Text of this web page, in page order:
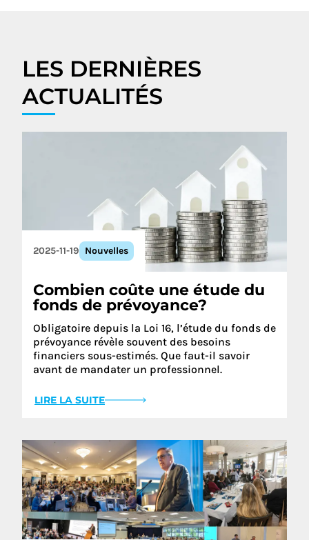
LES DERNIÈRES
ACTUALITÉS
2025-11-19 Nouvelles
Combien coûte une étude du
fonds de prévoyance?
Obligatoire depuis la Loi 16, l’étude du fonds de
prévoyance révèle souvent des besoins
financiers sous-estimés. Que faut-il savoir
avant de mandater un professionnel.
LIRE LA SUITE